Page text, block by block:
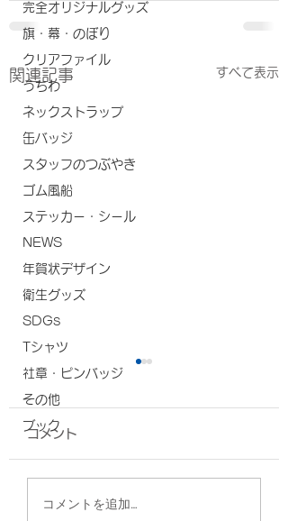
完全オリジナルグッズ
旗・幕・のぼり
クリアファイル
うちわ
ネックストラップ
缶バッジ
スタッフのつぶやき
ゴム風船
ステッカー・シール
NEWS
年賀状デザイン
衛生グッズ
SDGs
Tシャツ
社章・ピンバッジ
その他
ブック
関連記事 すべて表示
A4フラットトート/仲
コメント
コメントを追加…